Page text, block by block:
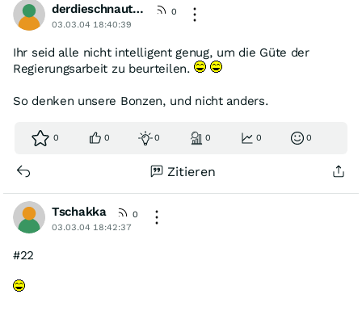
derdieschnautzelangsamvollhat
0
03.03.04 18:40:39
Ihr seid alle nicht intelligent genug, um die Güte der
Regierungsarbeit zu beurteilen.
So denken unsere Bonzen, und nicht anders.
0 0 0 0 0 0
Zitieren
Tschakka
0
03.03.04 18:42:37
#22